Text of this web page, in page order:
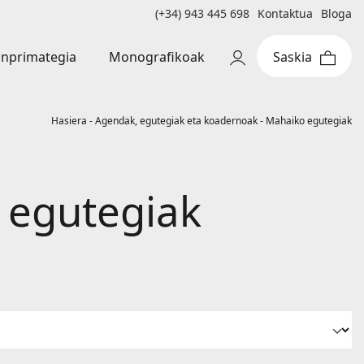
(+34) 943 445 698 Kontaktua Bloga
Monografikoak
Hasiera -Agendak, egutegiak eta koadernoak- Mahaiko egutegiak